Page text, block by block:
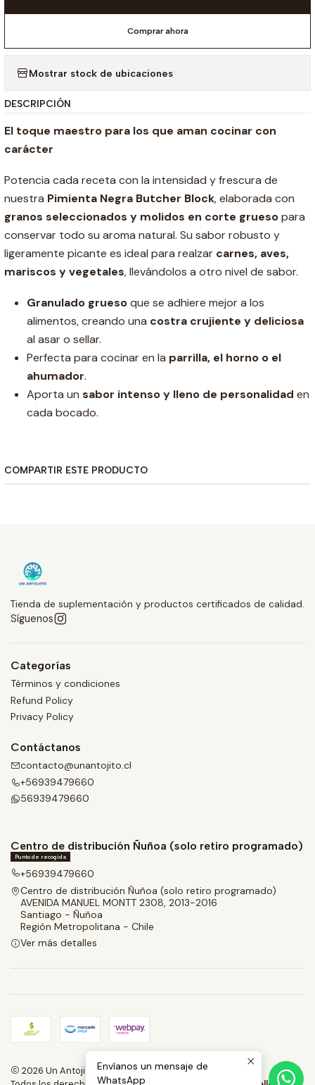
Comprar ahora
Mostrar stock de ubicaciones
DESCRIPCIÓN
El toque maestro para los que aman cocinar con
carácter
Potencia cada receta con la intensidad y frescura de
nuestra Pimienta Negra Butcher Block, elaborada con
granos seleccionados y molidos en corte gruesopara
conservar todo su aroma natural. Su sabor robusto y
ligeramente picante es ideal para realzar carnes, aves,
mariscos y vegetales, llevándolos a otro nivel de sabor.
Granulado gruesoque se adhiere mejor a los
alimentos, creando una costra crujiente y deliciosa
al asar o sellar.
Perfecta para cocinar en la parrilla, el horno o el
ahumador.
Aporta un sabor intenso y lleno de personalidad en
cada bocado.
COMPARTIR ESTE PRODUCTO
Tienda de suplementación y productos certificados de calidad.
Síguenos
Categorías
Términos y condiciones
Refund Policy
Privacy Policy
Contáctanos
contacto@unantojito.cl
+56939479660
56939479660
Centro de distribución Ñuñoa (solo retiro programado)
Punto de recogida
+56939479660
Centro de distribución Ñuñoa (solo retiro programado)
AVENIDA MANUEL MONTT 2308, 2013-2016
Santiago - Ñuñoa
Región Metropolitana - Chile
Ver más detalles
2026 Un Antojito.
Envíanos un mensaje de
WhatsApp